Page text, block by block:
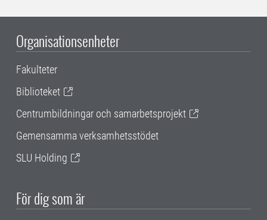
Organisationsenheter
Fakulteter
Biblioteket
Centrumbildningar och samarbetsprojekt
Gemensamma verksamhetsstödet
SLU Holding
För dig som är